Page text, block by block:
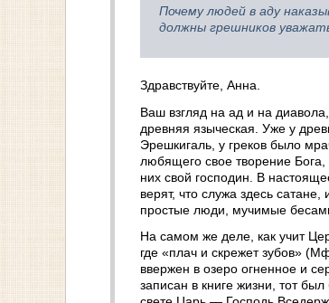
Почему людей в аду
должны грешников
Здравствуйте, Анна.
Ваш взгляд на ад и на
древняя языческая. Уже у
Эрешкигаль, у греков было
любящего свое творение Бога,
них свой господин. В
верят, что служа здесь сатане,
простые люди, мучимые
На самом же деле, как учит
где «плач и скрежет зубов»
ввержен в озеро огненное и
записан в книге жизни, тот